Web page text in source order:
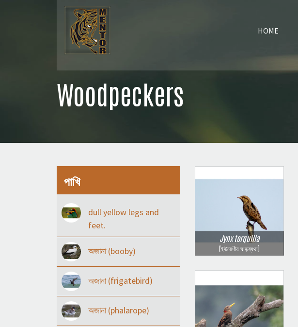
HOME
Woodpeckers
পাখি
dull yellow legs and
feet.
অজানা (booby)
অজানা (frigatebird)
অজানা (phalarope)
Jynx torquilla
(ইউরেশীয় ঘাড়ব্যথা)